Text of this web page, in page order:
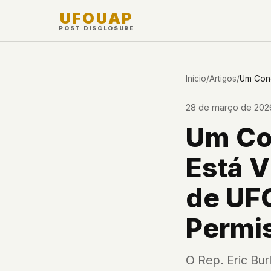
UFOUAP
POST DISCLOSURE
✕ Fingerprinting
User accounts
Início/Artigos/
28 de março de
Um
Está
de
O Rep. Eric